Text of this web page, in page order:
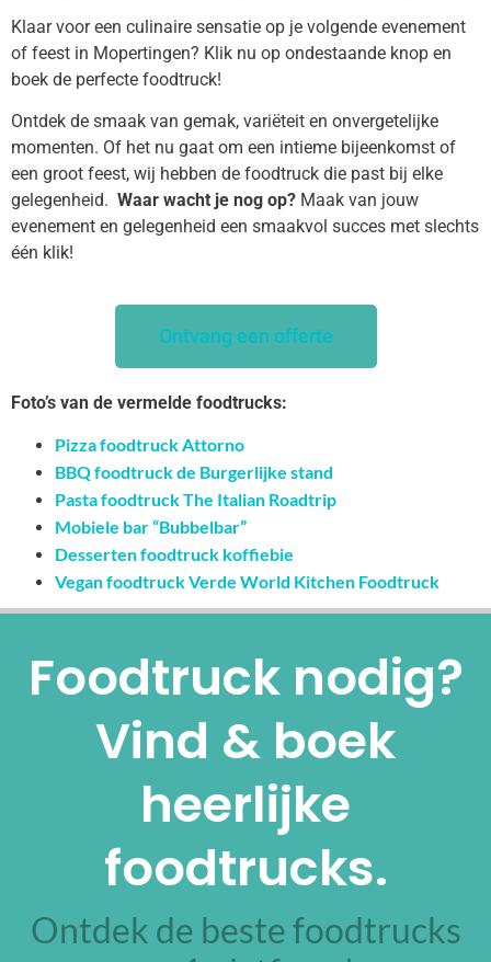
Klaar voor een culinaire sensatie op je volgende evenement
of feest in Mopertingen? Klik nu op ondestaande knop en
boek de perfecte foodtruck!
Ontdek de smaak van gemak, variëteit en onvergetelijke
momenten. Of het nu gaat om een intieme bijeenkomst of
een groot feest, wij hebben de foodtruck die past bij elke
gelegenheid. Waar wacht je nog op? Maak van jouw
evenement en gelegenheid een smaakvol succes met slechts
één klik!
Ontvang een offerte
Foto’s van de vermelde foodtrucks:
Pizza foodtruck Attorno
BBQ foodtruck de Burgerlijke stand
Pasta foodtruck The Italian Roadtrip
Mobiele bar “Bubbelbar”
Desserten foodtruck koffiebie
Vegan foodtruck Verde World Kitchen Foodtruck
Foodtruck nodig?
Vind & boek
heerlijke
foodtrucks.
Ontdek de beste foodtrucks